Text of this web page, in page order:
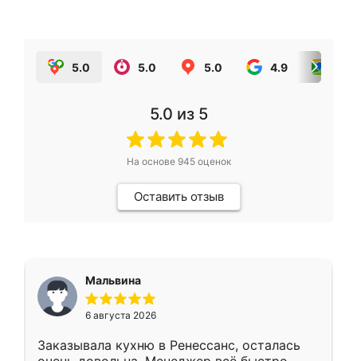
5.0 5.0 5.0 4.9
5.0 из 5
На основе 945оценок
Оставить отзыв
Мальвина
6 августа 2026
Заказывала кухню в Ренессанс, осталась